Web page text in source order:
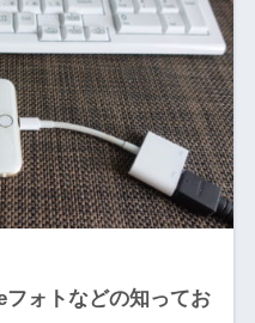
ォトなどの知ってお